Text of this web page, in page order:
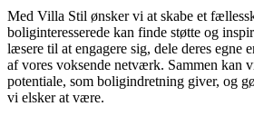
Med Villa Stil ønsker vi at skabe et
boliginteresserede kan finde støtte og
læsere til at engagere sig, dele deres egne
af vores voksende netværk. Sammen kan
potentiale, som boligindretning giver, og
vi elsker at være.